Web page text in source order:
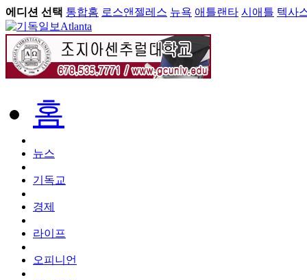
에디션 선택 통합홈 로스앤젤레스 뉴욕 애틀랜타 시애틀 텍사
Atlanta
홈
뉴스
기독교
경제
라이프
오피니언